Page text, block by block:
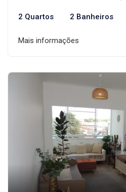
2 Quartos 2 Banheiros
Mais informações